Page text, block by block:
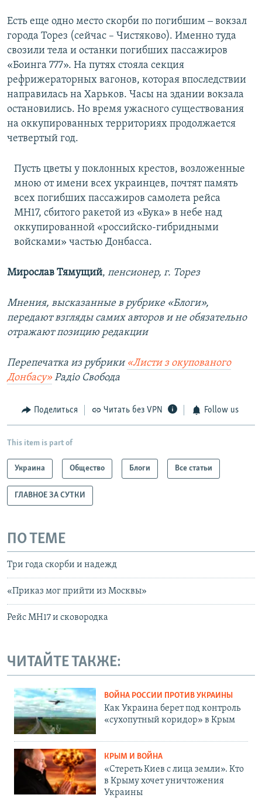
Есть еще одно место скорби по погибшим ‒ вокзал
города Торез (сейчас – Чистяково). Именно туда
свозили тела и останки погибших пассажиров
«Боинга 777». На путях стояла секция
рефрижераторных вагонов, которая впоследствии
направилась на Харьков. Часы на здании вокзала
остановились. Но время ужасного существования
на оккупированных территориях продолжается
четвертый год.
Пусть цветы у поклонных крестов, возложенные
мною от имени всех украинцев, почтят память
всех погибших пассажиров самолета рейса
МН17, сбитого ракетой из «Бука» в небе над
оккупированной «российско-гибридными
войсками» частью Донбасса.
Мирослав Тямущий, пенсионер, г. Торез
Мнения, высказанные в рубрике «Блоги»,
передают взгляды самих авторов и не обязательно
отражают позицию редакции
Перепечатка из рубрики «Листи з окупованого
Донбасу» Радіо Свобода
Поделиться Читать без VPN Follow us
This item is part of
Украина Общество Блоги Все статьи
ГЛАВНОЕ ЗА СУТКИ
ПО ТЕМЕ
Три года скорби и надежд
«Приказ мог прийти из Москвы»
Рейс МН17 и сковородка
ЧИТАЙТЕ ТАКЖЕ:
ВОЙНА РОССИИ ПРОТИВ УКРАИНЫ
Как Украина берет под контроль
«сухопутный коридор» в Крым
КРЫМ И ВОЙНА
«Стереть Киев с лица земли». Кто
в Крыму хочет уничтожения
Украины